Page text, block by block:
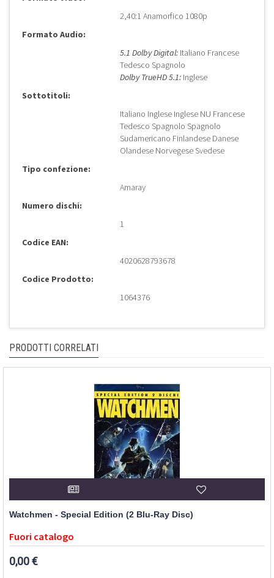
2,40:1 Anamorfico 1080p
Formato Audio:
5.1 Dolby Digital: Italiano Francese
Tedesco Spagnolo
Dolby TrueHD 5.1: Inglese
Sottotitoli:
Italiano Inglese Inglese NU Francese
Tedesco Spagnolo Spagnolo
Sudamericano Finlandese Danese
Olandese Norvegese Svedese
Tipo confezione:
Amaray
Numero dischi:
1
Codice EAN:
4020628793678
Codice Prodotto:
1064376
PRODOTTI CORRELATI
Watchmen - Special Edition (2 Blu-Ray Disc)
Fuori catalogo
0,00 €